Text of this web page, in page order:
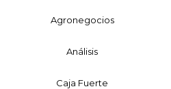
Agronegocios
Análisis
Caja Fuerte